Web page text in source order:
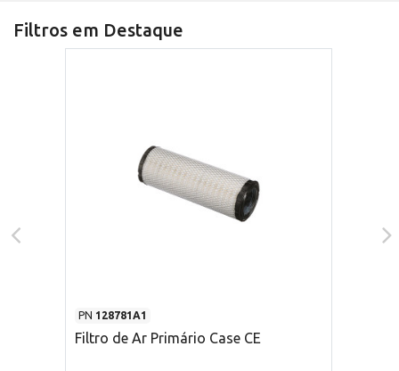
Filtros em Destaque
PN 128781A1
Filtro de Ar Primário Case CE